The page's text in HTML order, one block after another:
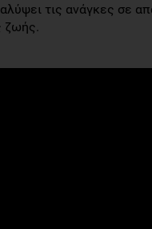
τις ανάγκες σε
ζωής.